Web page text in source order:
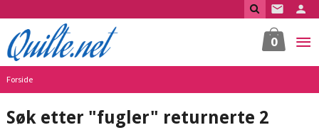
til
innholdet
0
Forside
Søk etter "fugler" returnerte 2